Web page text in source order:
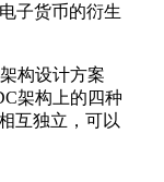
子货币的衍生
构设计方案
架构上的四种
互独立，可以